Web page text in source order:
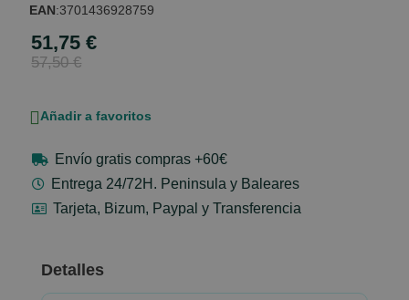
EAN:3701436928759
Special
Price
51,75 €
57,50 €
Añadir a favoritos
Envío gratis compras +60€
Entrega 24/72H. Peninsula y Baleares
Tarjeta, Bizum, Paypal y Transferencia
Detalles